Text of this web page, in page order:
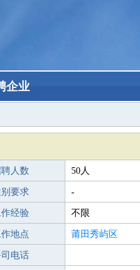
企业
人数 50人
要求 -
经验 不限
地点 莆田秀屿区
电话